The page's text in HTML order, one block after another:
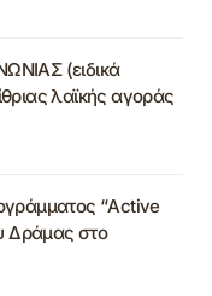
(ειδικά
λαϊκής αγοράς
“Active
Δράμας στο